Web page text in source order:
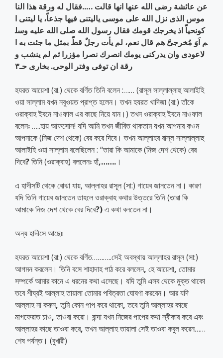
عن عائشة رضى الله عنها انها قالت …..فقال له ورقة هذا النا
موس الذى نزل الله على موسى ياليتنى فيها جذعاً، يا ليتنى ا
كونحياّاذ يخرجك قومك فقال رسول الله صلى الله عليه وسل
م اَوَ مُخرجىَّ هم قال نعم، لم يأت رجلٌ قطّ بمثل ما جئت به ا
لاعودى وان يدركنى يومك انصرك نصرا مؤزرا ثم لم ينشب و
رقة ان توفى وفتر الوحى. بخارى حـ٣
হযরত আয়েশা (রা.) থেকে বর্ণিত তিনি বলেন :…… (রাসূল সাল্লাল্লাহু আলাইহি
ওয়া সাল্লাম যখন নবুওয়ত প্রাপ্ত হলেন। তখন হযরত খাদিজা (রা:) তাঁকে
ওরাক্বাহ ইবনে নাওফাল এর কাছে নিয়ে যান।) তখন ওরাক্বাহ ইবনে নাওফাল
বলেনঃ …..হায় আফসোস! যদি আমি তখন জীবিত থাকতাম যখন আপনার কওম
আপনাকে (নিজ দেশ থেকে) বের করে দিবে। তখন আল্লাহর রাসূল সাল্লাল্লাহু
আলাইহি ওয়া সাল্লাম বলেছিলেন : “তারা কি আমাকে (নিজ দেশ থেকে) বের
দিবে?তিনি (ওরাক্বাহ) বললেনঃ হাঁ,……. ।
এ হাদীসটি থেকে বোঝা যায়, আল্লাহর রাসূল (সা:) গায়েব জানতেন না। কারণ
যদি তিনি গায়েব জানতেন তাহলে ওরাক্বাহ কথার উত্তরে তিনি (তারা কি
আমাকে নিজ দেশ থেকে বের দিবে?)এ কথা বলতেন না।
অন্য হাদীসে আছেঃ
হযরত আয়েশা (রা:) থেকে বর্ণিত………..সেই অবস্থায় আল্লাহর রাসূল (সা:)
আগমন করলেন। তিনি বসে শাহাদাহ পাঠ করে বললেন, হে আয়েশা, তোমার
সম্পর্কে আমার কানে এ ধরনের কথা এসেছে। যদি তুমি এসব থেকে মুক্ত থাকো
তবে শীঘ্রই আল্লাহ তায়ালা তোমার পবিত্রতা ঘোষণা করবেন। আর যদি
আল্লাহ না করুন,তুমি কোন পাপ করে থাকো,তবে তুমি আল্লাহর কাছে
মাগফেরাত চাও,তাওবা করো। বান্দা যখন নিজের পাপের কথা স্বীকার করে এবং
আল্লাহর কাছে তাওবা করে,তখন আল্লাহ তায়ালা সেই তাওবা কবুল করেন……
শেষ পর্যন্ত। (বুখারী)